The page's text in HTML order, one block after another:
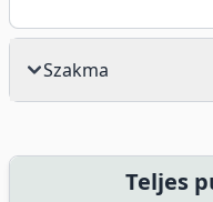
Szakma
Teljes